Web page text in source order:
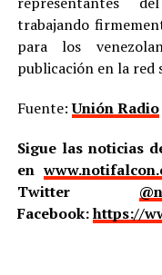
trabajando
para los
publicación en la red
Fuente:Unión Radio
Sigue las noticias
en
Twitter
Facebook:https://